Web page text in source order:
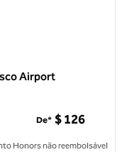
Airport
De* $ 126
Honors não reembolsável